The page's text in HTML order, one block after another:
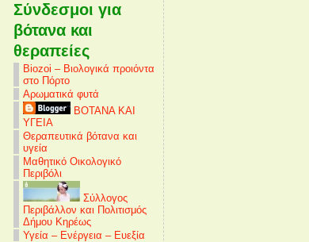
Σύνδεσμοι για
βότανα και
θεραπείες
Biozoi – Βιολογικά προιόντα
στο Πόρτο
Αρωματικά φυτά
ΒΟΤΑΝΑ ΚΑΙ
ΥΓΕΙΑ
Θεραπευτικά βότανα και
υγεία
Μαθητικό Οικολογικό
Περιβόλι
Σύλλογος
Περιβάλλον και Πολιτισμός
Δήμου Κηρέως
Υγεία – Ενέργεια – Ευεξία